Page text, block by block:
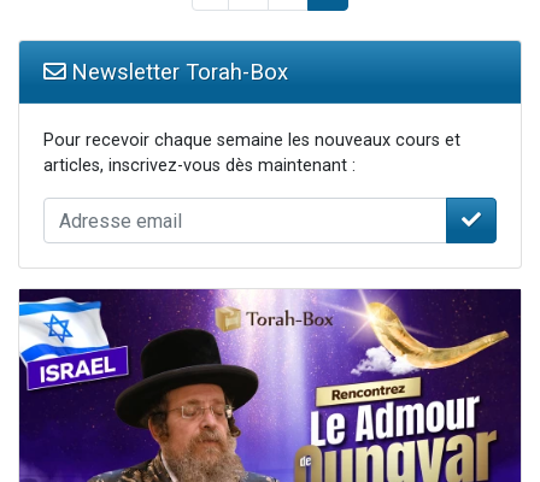
Newsletter Torah-Box
Pour recevoir chaque semaine les nouveaux cours et
articles, inscrivez-vous dès maintenant :